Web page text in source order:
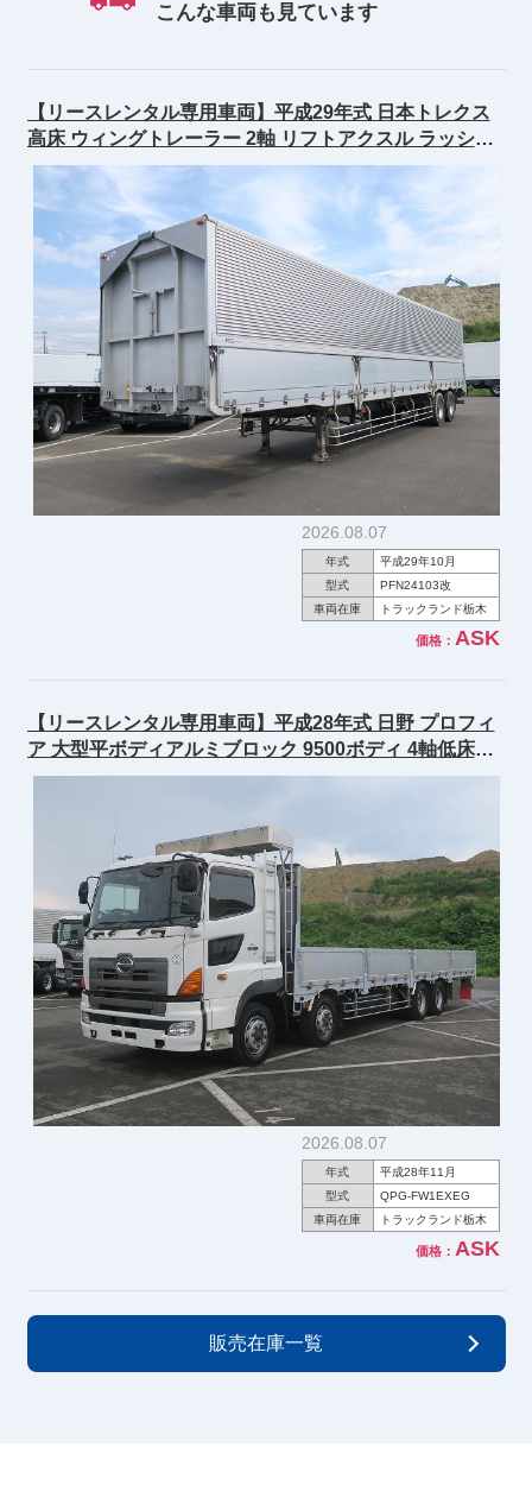
こんな車両も見ています
【リースレンタル専用車両】平成29年式 日本トレクス
高床 ウィングトレーラー 2軸 リフトアクスル ラッシン
グレール3段
2026.08.07
年式
平成29年10月
型式
PFN24103改
車両在庫
トラックランド栃木
価格： ASK
【リースレンタル専用車両】平成28年式 日野 プロフィ
ア 大型平ボディアルミブロック 9500ボディ 4軸低床
380馬力★あんしん車検パック施工済み！★
2026.08.07
年式
平成28年11月
型式
QPG-FW1EXEG
車両在庫
トラックランド栃木
価格： ASK
販売在庫一覧